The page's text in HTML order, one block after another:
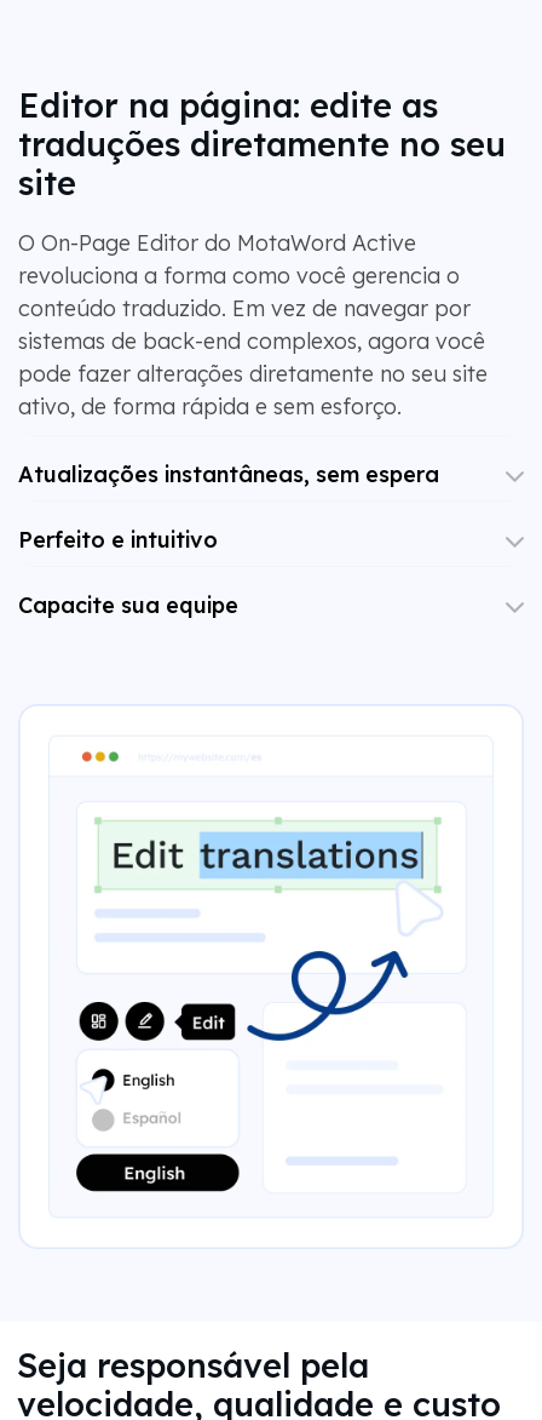
Editor na página: edite as
traduções diretamente no seu
site
O On-Page Editor do MotaWord Active
revoluciona a forma como você gerencia o
conteúdo traduzido. Em vez de navegar por
sistemas de back-end complexos, agora você
pode fazer alterações diretamente no seu site
ativo, de forma rápida e sem esforço.
Atualizações instantâneas, sem espera
Perfeito e intuitivo
Capacite sua equipe
Seja responsável pela
velocidade, qualidade e custo